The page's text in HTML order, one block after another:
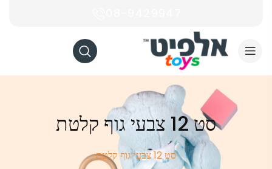
סט 12 צבעי גוף קלטת
סט 12 צבעי גוף קלטת